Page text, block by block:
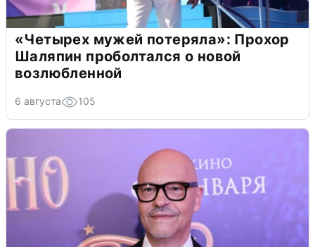
«Четырех мужей потеряла»: Прохор
Шаляпин проболтался о новой
возлюбленной
6 августа 105